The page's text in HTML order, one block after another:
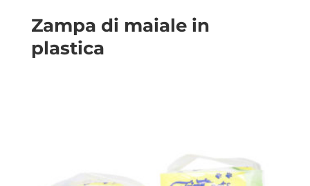
Zampa di maiale in
plastica